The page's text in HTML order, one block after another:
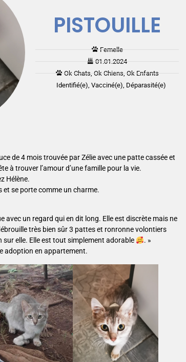
PISTOUILLE
Femelle
01.01.2024
Ok Chats, Ok Chiens, Ok Enfants
Identifié(e), Vacciné(e), Déparasité(e)
de 4 mois trouvée par Zélie avec une patte cassée et
à trouver l’amour d’une famille pour la vie.
Hélène.
et se porte comme un charme.
avec un regard qui en dit long. Elle est discrète mais ne
très bien sûr 3 pattes et ronronne volontiers
sur elle. Elle est tout simplement adorable
. »
adoption en appartement.